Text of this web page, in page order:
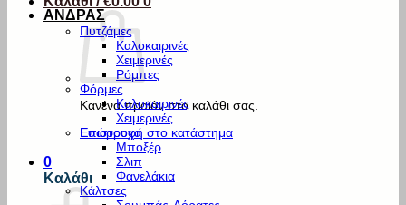
Κανένα προϊόν στο καλάθι σας.
Επιστροφή στο κατάστημα
0
Καλάθι
ΑΝΔΡΑΣ
Πυτζάμες
Καλοκαιρινές
Χειμερινές
Ρόμπες
Φόρμες
Καλοκαιρινές
Χειμερινές
Εσώρουχα
Μποξέρ
Σλιπ
Φανελάκια
Κάλτσες